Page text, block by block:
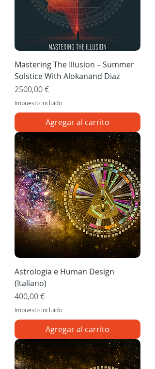
Mastering The Illusion – Summer
Solstice With Alokanand Diaz
Precio
2500,00 €
Impuesto incluido
Agregar al carrito
Astrologia e Human Design
(Italiano)
Precio
400,00 €
Impuesto incluido
Agregar al carrito